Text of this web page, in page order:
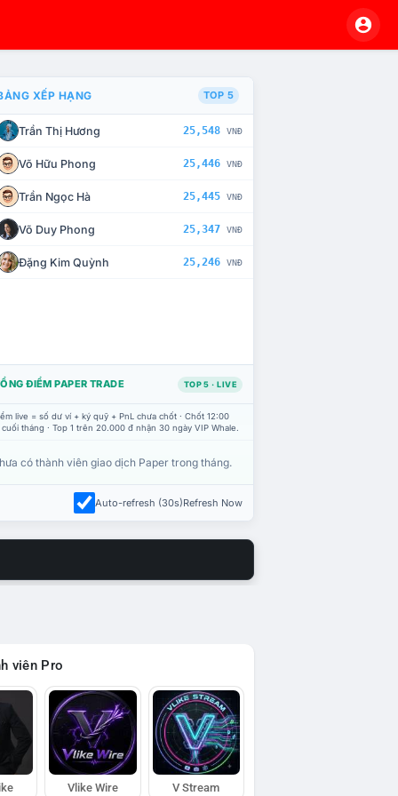
CHẾ TÀI XỬ LÝ VI PHẠM
XẾP HẠNG TOP 5
Trần Thị Hương 25,548 VNĐ
Võ Hữu Phong 25,446 VNĐ
Trần Ngọc Hà 25,445 VNĐ
Võ Duy Phong 25,347 VNĐ
Đặng Kim Quỳnh 25,246 VNĐ
ĐIỂM PAPER TRADE TOP 5 · LIVE
live = số dư ví + ký quỹ + PnL chưa chốt · Chốt 12:00
tháng · Top 1 trên 20.000 đ nhận 30 ngày VIP Whale.
có thành viên giao dịch Paper trong tháng.
Auto-refresh (30s)Refresh Now
viên Pro
Vlike Wire V Stream